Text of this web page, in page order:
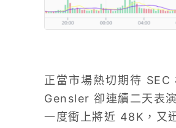
正當市場熱切期待
Gensler 卻連續二天表
一度衝上將近 48K，又